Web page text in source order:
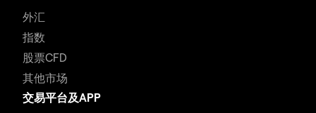
外汇
指数
股票CFD
其他市场
交易平台及APP